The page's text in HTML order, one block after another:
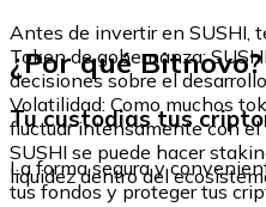
Antes de invertir en SUSHI,
Token de gobernanza:
decisiones sobre el
Volatilidad: Como muchos
fluctuar intensamente con el
SUSHI se puede hacer
liquidez dentro del
¿Por qué Bitnovo?
Tu custodias tus
La forma segura y
tus fondos y proteger tus